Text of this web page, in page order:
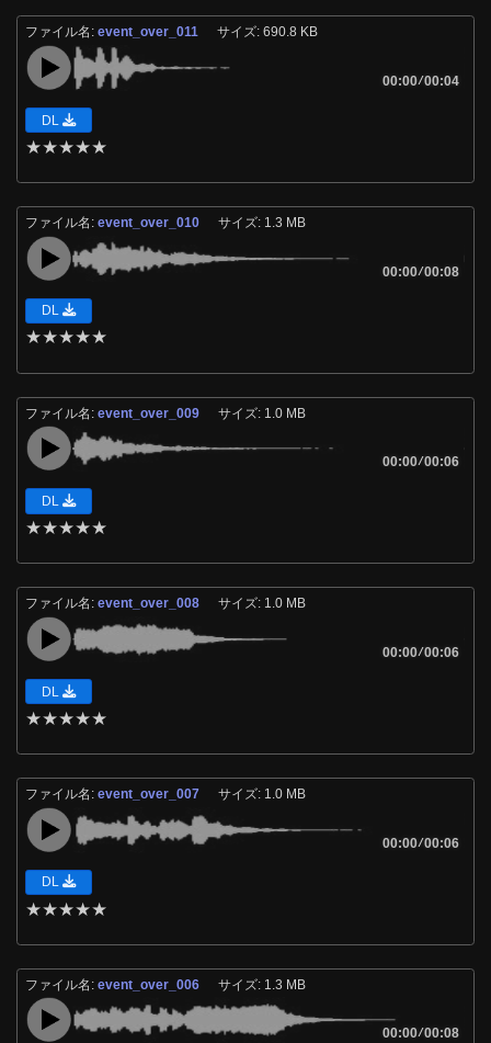
ファイル名:event_over_011 サイズ: 690.8 KB
00:00/00:04
DL
★★★★★
ファイル名:event_over_010 サイズ: 1.3 MB
00:00/00:08
DL
★★★★★
ファイル名:event_over_009 サイズ: 1.0 MB
00:00/00:06
DL
★★★★★
ファイル名:event_over_008 サイズ: 1.0 MB
00:00/00:06
DL
★★★★★
ファイル名:event_over_007 サイズ: 1.0 MB
00:00/00:06
DL
★★★★★
ファイル名:event_over_006 サイズ: 1.3 MB
00:00/00:08